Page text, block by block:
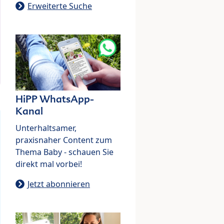
Erweiterte Suche
HiPP WhatsApp-
Kanal
Unterhaltsamer,
praxisnaher Content zum
Thema Baby - schauen Sie
direkt mal vorbei!
Jetzt abonnieren